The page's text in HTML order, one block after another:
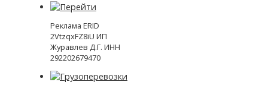
Реклама ERID
2VtzqxFZ8iU ИП
Журавлев Д.Г. ИНН
292202679470